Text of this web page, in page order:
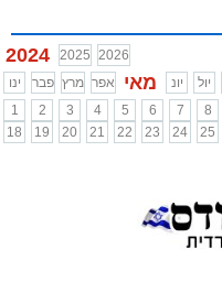
2024 2025 2026
ינו
פבר מרץ אפר מאי יונ יול
1
2 3 4 5 6 7 8
18
19 20 21 22 23 24 25